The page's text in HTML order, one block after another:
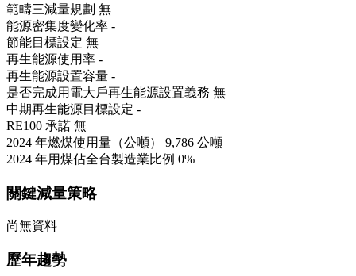
範疇三減量規劃 無
能源密集度變化率 -
節能目標設定 無
再生能源使用率 -
再生能源設置容量 -
是否完成用電大戶再生能源設置義務 無
中期再生能源目標設定 -
RE100 承諾 無
2024 年燃煤使用量（公噸） 9,786 公噸
2024 年用煤佔全台製造業比例 0%
關鍵減量策略
尚無資料
歷年趨勢